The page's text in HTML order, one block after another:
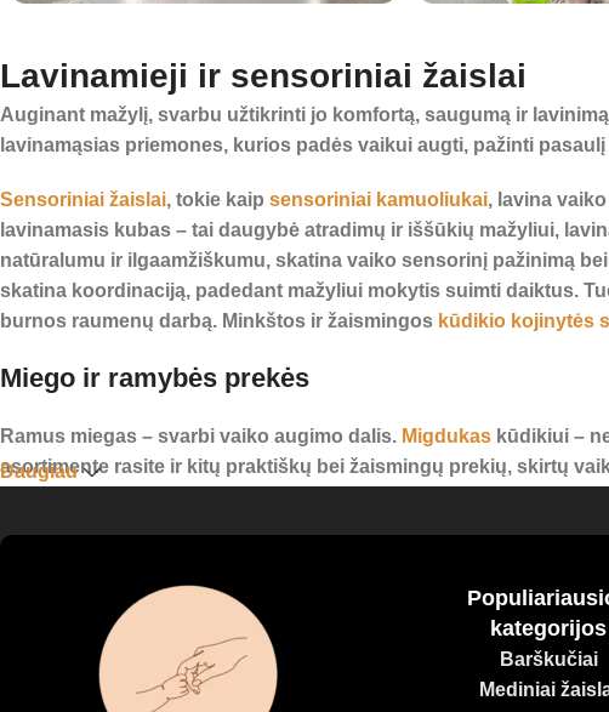
Lavinamieji ir sensoriniai žaislai
Auginant mažylį, svarbu užtikrinti jo komfortą, saugumą ir
lavinamąsias priemones, kurios padės vaikui augti, pažinti
Sensoriniai žaislai, tokie kaip sensoriniai kamuoliukai, lavina
lavinamasis kubas – tai daugybė atradimų ir iššūkių mažyliui,
natūralumu ir ilgaamžiškumu, skatina vaiko sensorinį pažinimą
skatina koordinaciją, padedant mažyliui mokytis suimti daiktus.
burnos raumenų darbą. Minkštos ir žaismingos kūdikio kojinytės
Miego ir ramybės prekės
Ramus miegas – svarbi vaiko augimo dalis. Migdukas kūdikiui –
asortimente rasite ir kitų praktiškų bei žaismingų prekių, skirtų
Daugiau
kategorijos
Barškučiai
Mediniai